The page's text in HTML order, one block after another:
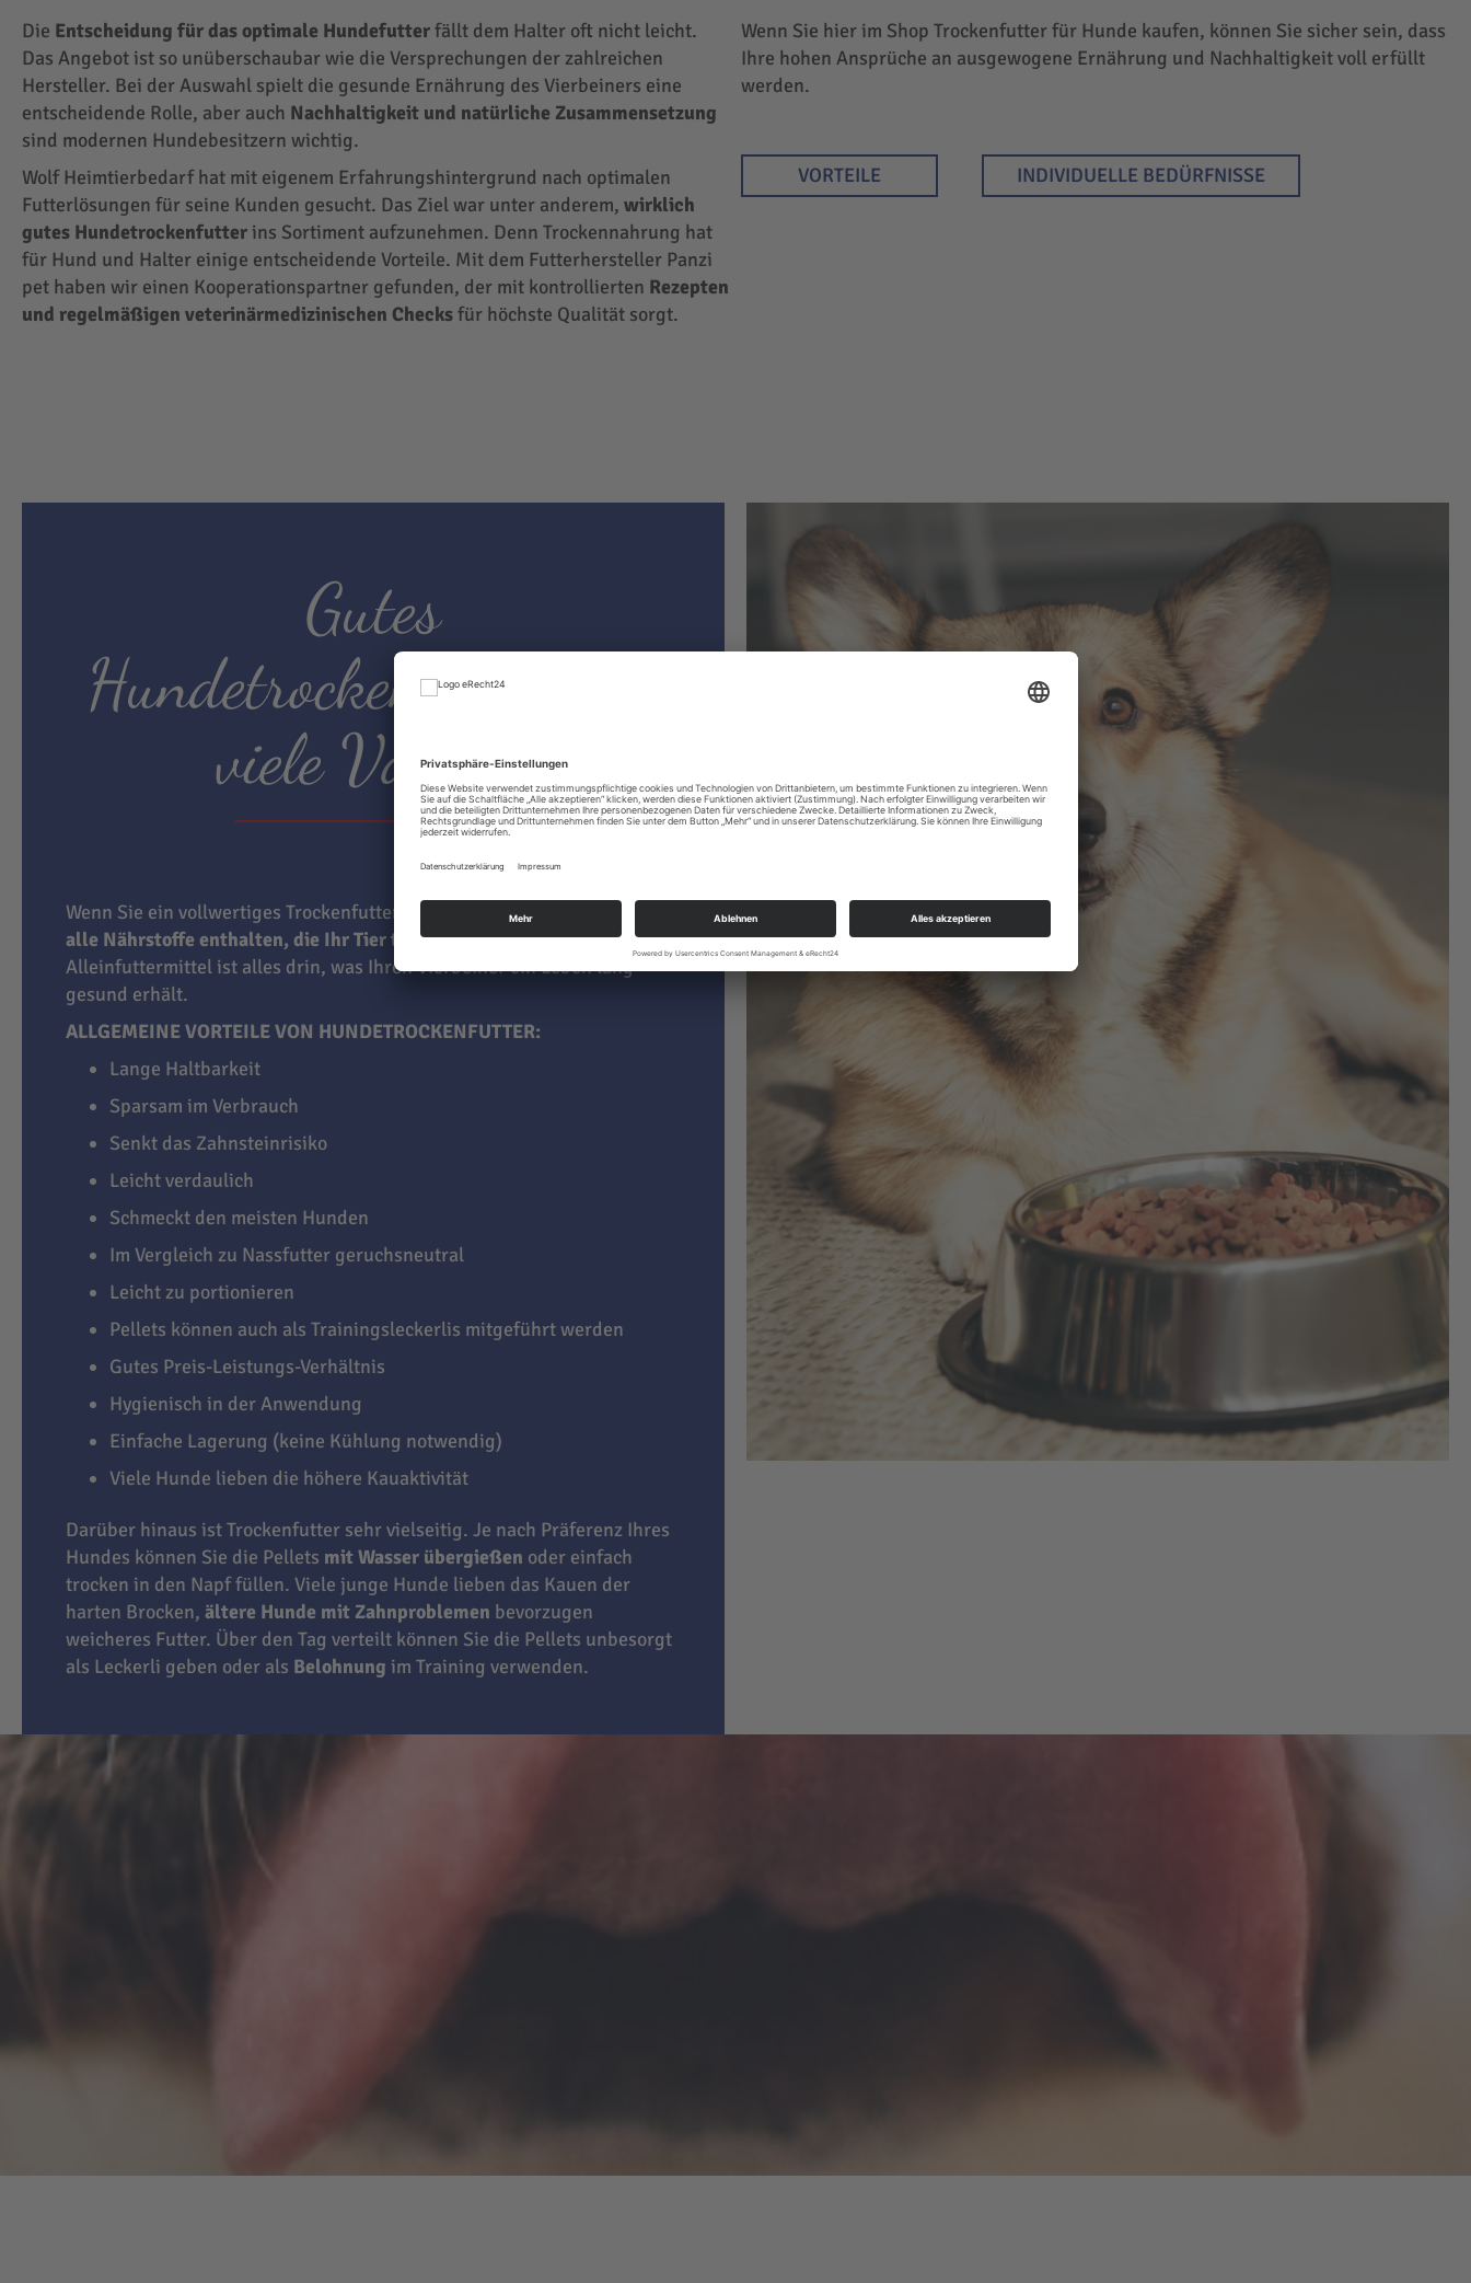
Die Entscheidung für das optimale Hundefutterfällt dem Halter oft nicht leicht.
Das Angebot ist so unüberschaubar wie die Versprechungen der zahlreichen
Hersteller. Bei der Auswahl spielt die gesunde Ernährung des Vierbeiners eine
entscheidende Rolle, aber auch Nachhaltigkeit und natürliche Zusammensetzung
sind modernen Hundebesitzern wichtig.
Wolf Heimtierbedarf hat mit eigenem Erfahrungshintergrund nach optimalen
Futterlösungen für seine Kunden gesucht. Das Ziel war unter anderem, wirklich
gutes Hundetrockenfutter ins Sortiment aufzunehmen. Denn Trockennahrung hat
für Hund und Halter einige entscheidende Vorteile. Mit dem Futterhersteller Panzi
pet haben wir einen Kooperationspartner gefunden, der mit kontrollierten Rezepten
und regelmäßigen veterinärmedizinischen Checksfür höchste Qualität sorgt.
Wenn Sie hier im Shop Trockenfutter für Hunde kaufen, können Sie sicher sein, dass
Ihre hohen Ansprüche an ausgewogene Ernährung und Nachhaltigkeit voll erfüllt
werden.
VORTEILE INDIVIDUELLE BEDÜRFNISSE
Gutes
Hundetrockenfutter hat
viele Vorteile
Wenn Sie ein vollwertiges Trockenfutter für Hunde kaufen, sind darin
alle Nährstoffe enthalten, die Ihr Tier täglich braucht. Im
Alleinfuttermittel ist alles drin, was Ihren Vierbeiner ein Leben lang
gesund erhält.
ALLGEMEINE VORTEILE VON HUNDETROCKENFUTTER:
Lange Haltbarkeit
Sparsam im Verbrauch
Senkt das Zahnsteinrisiko
Leicht verdaulich
Schmeckt den meisten Hunden
Im Vergleich zu Nassfutter geruchsneutral
Leicht zu portionieren
Pellets können auch als Trainingsleckerlis mitgeführt werden
Gutes Preis-Leistungs-Verhältnis
Hygienisch in der Anwendung
Einfache Lagerung (keine Kühlung notwendig)
Viele Hunde lieben die höhere Kauaktivität
Darüber hinaus ist Trockenfutter sehr vielseitig. Je nach Präferenz Ihres
Hundes können Sie die Pellets mit Wasser übergießen oder einfach
trocken in den Napf füllen. Viele junge Hunde lieben das Kauen der
harten Brocken, ältere Hunde mit Zahnproblemen bevorzugen
weicheres Futter. Über den Tag verteilt können Sie die Pellets unbesorgt
als Leckerli geben oder als Belohnung im Training verwenden.